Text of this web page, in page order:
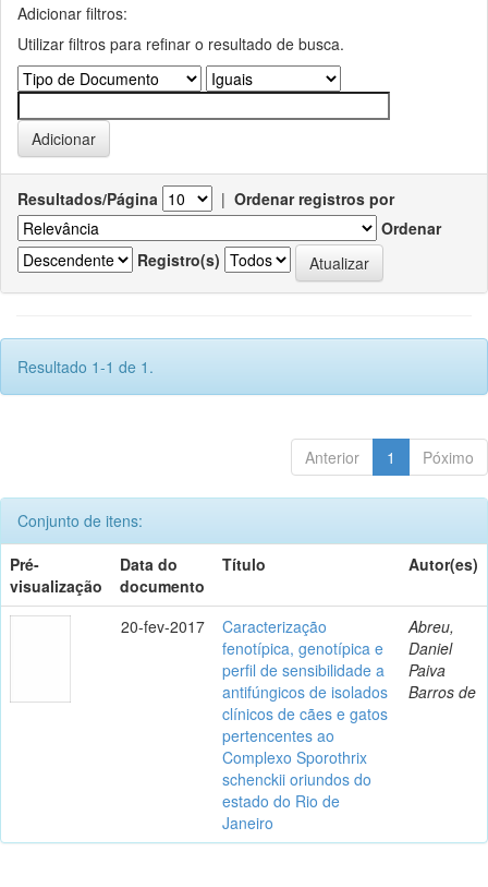
Adicionar filtros:
Utilizar filtros para refinar o resultado de busca.
Resultados/Página | Ordenar registros por
Ordenar
Registro(s)
Resultado 1-1 de 1.
Anterior 1 Póximo
Conjunto de itens:
Pré-
visualização
Data do
documento
Título Autor(es)
20-fev-2017
Caracterização
fenotípica, genotípica e
perfil de sensibilidade a
antifúngicos de isolados
clínicos de cães e gatos
pertencentes ao
Complexo Sporothrix
schenckii oriundos do
estado do Rio de
Janeiro
Abreu,
Daniel
Paiva
Barros de